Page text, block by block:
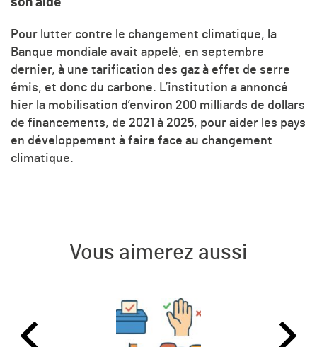
Pour lutter contre le changement climatique, la
Banque mondiale avait appelé, en septembre
dernier, à une tarification des gaz à effet de serre
émis, et donc du carbone. L’institution a annoncé
hier la mobilisation d’environ 200 milliards de dollars
de financements, de 2021 à 2025, pour aider les pays
en développement à faire face au changement
climatique.
Vous aimerez aussi